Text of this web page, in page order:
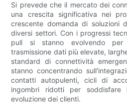
Si prevede che il mercato dei
una crescita significativa nei
crescente domanda di soluzioni
diversi settori. Con i progressi
pull si stanno evolvendo per
trasmissione dati più elevate,
standard di connettività
stanno concentrando
contatti autopulenti, cicli di
ingombri ridotti per soddisfare
evoluzione dei clienti.